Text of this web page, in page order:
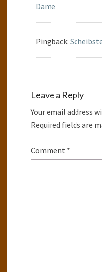
Dame
Pingback:
Leave a Reply
Your email address
Required fields are
Comment *